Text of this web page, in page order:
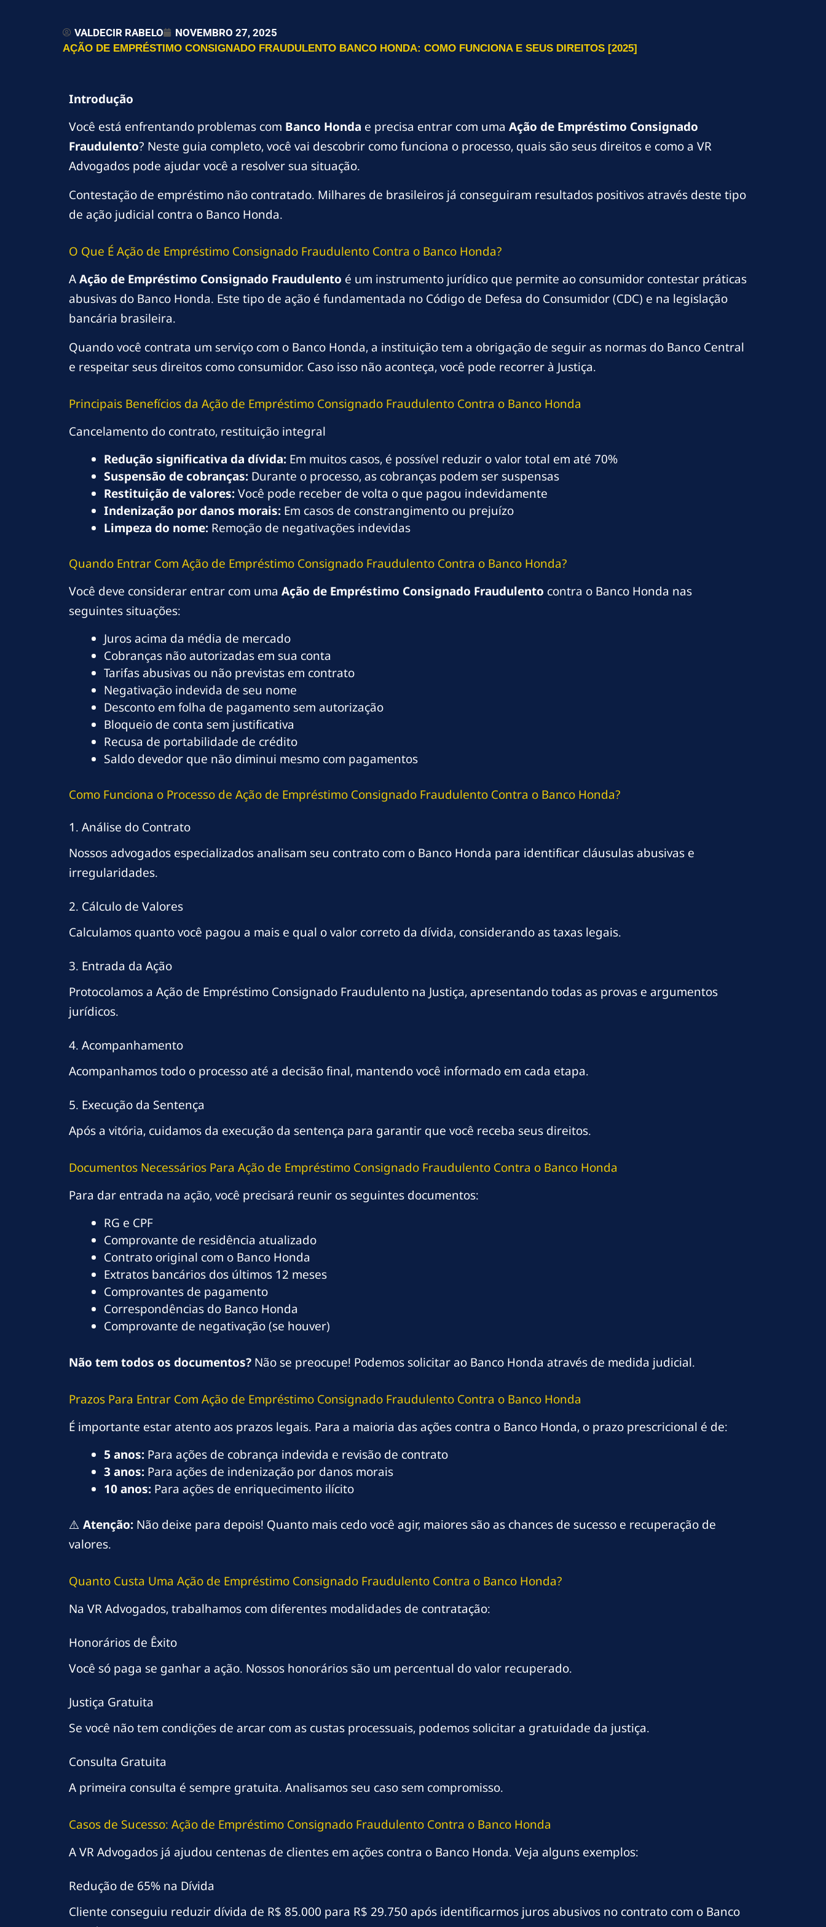
VALDECIR RABELO NOVEMBRO 27, 2025
AÇÃO DE EMPRÉSTIMO CONSIGNADO FRAUDULENTO BANCO HONDA: COMO FUNCIONA E SEUS DIREITOS [2025]
Introdução
Você está enfrentando problemas com Banco Honda e precisa entrar com uma Ação de Empréstimo Consignado
Fraudulento? Neste guia completo, você vai descobrir como funciona o processo, quais são seus direitos e como a VR
Advogados pode ajudar você a resolver sua situação.
Contestação de empréstimo não contratado. Milhares de brasileiros já conseguiram resultados positivos através deste tipo
de ação judicial contra o Banco Honda.
O Que É Ação de Empréstimo Consignado Fraudulento Contra o Banco Honda?
AAção de Empréstimo Consignado Fraudulento é um instrumento jurídico que permite ao consumidor contestar práticas
abusivas do Banco Honda. Este tipo de ação é fundamentada no Código de Defesa do Consumidor (CDC) e na legislação
bancária brasileira.
Quando você contrata um serviço com o Banco Honda, a instituição tem a obrigação de seguir as normas do Banco Central
e respeitar seus direitos como consumidor. Caso isso não aconteça, você pode recorrer à Justiça.
Principais Benefícios da Ação de Empréstimo Consignado Fraudulento Contra o Banco Honda
Cancelamento do contrato, restituição integral
Redução significativa da dívida: Em muitos casos, é possível reduzir o valor total em até 70%
Suspensão de cobranças: Durante o processo, as cobranças podem ser suspensas
Restituição de valores:Você pode receber de volta o que pagou indevidamente
Indenização por danos morais: Em casos de constrangimento ou prejuízo
Limpeza do nome: Remoção de negativações indevidas
Quando Entrar Com Ação de Empréstimo Consignado Fraudulento Contra o Banco Honda?
Você deve considerar entrar com uma Ação de Empréstimo Consignado Fraudulento contra o Banco Honda nas
seguintes situações:
Juros acima da média de mercado
Cobranças não autorizadas em sua conta
Tarifas abusivas ou não previstas em contrato
Negativação indevida de seu nome
Desconto em folha de pagamento sem autorização
Bloqueio de conta sem justificativa
Recusa de portabilidade de crédito
Saldo devedor que não diminui mesmo com pagamentos
Como Funciona o Processo de Ação de Empréstimo Consignado Fraudulento Contra o Banco Honda?
1. Análise do Contrato
Nossos advogados especializados analisam seu contrato com o Banco Honda para identificar cláusulas abusivas e
irregularidades.
2. Cálculo de Valores
Calculamos quanto você pagou a mais e qual o valor correto da dívida, considerando as taxas legais.
3. Entrada da Ação
Protocolamos a Ação de Empréstimo Consignado Fraudulento na Justiça, apresentando todas as provas e argumentos
jurídicos.
4. Acompanhamento
Acompanhamos todo o processo até a decisão final, mantendo você informado em cada etapa.
5. Execução da Sentença
Após a vitória, cuidamos da execução da sentença para garantir que você receba seus direitos.
Documentos Necessários Para Ação de Empréstimo Consignado Fraudulento Contra o Banco Honda
Para dar entrada na ação, você precisará reunir os seguintes documentos:
RG e CPF
Comprovante de residência atualizado
Contrato original com o Banco Honda
Extratos bancários dos últimos 12 meses
Comprovantes de pagamento
Correspondências do Banco Honda
Comprovante de negativação (se houver)
Não tem todos os documentos? Não se preocupe! Podemos solicitar ao Banco Honda através de medida judicial.
Prazos Para Entrar Com Ação de Empréstimo Consignado Fraudulento Contra o Banco Honda
É importante estar atento aos prazos legais. Para a maioria das ações contra o Banco Honda, o prazo prescricional é de:
5 anos: Para ações de cobrança indevida e revisão de contrato
3 anos: Para ações de indenização por danos morais
10 anos: Para ações de enriquecimento ilícito
⚠️ Atenção: Não deixe para depois! Quanto mais cedo você agir, maiores são as chances de sucesso e recuperação de
valores.
Quanto Custa Uma Ação de Empréstimo Consignado Fraudulento Contra o Banco Honda?
Na VR Advogados, trabalhamos com diferentes modalidades de contratação:
Honorários de Êxito
Você só paga se ganhar a ação. Nossos honorários são um percentual do valor recuperado.
Justiça Gratuita
Se você não tem condições de arcar com as custas processuais, podemos solicitar a gratuidade da justiça.
Consulta Gratuita
A primeira consulta é sempre gratuita. Analisamos seu caso sem compromisso.
Casos de Sucesso: Ação de Empréstimo Consignado Fraudulento Contra o Banco Honda
A VR Advogados já ajudou centenas de clientes em ações contra o Banco Honda. Veja alguns exemplos:
Redução de 65% na Dívida
Cliente conseguiu reduzir dívida de R$ 85.000 para R$ 29.750 após identificarmos juros abusivos no contrato com o Banco